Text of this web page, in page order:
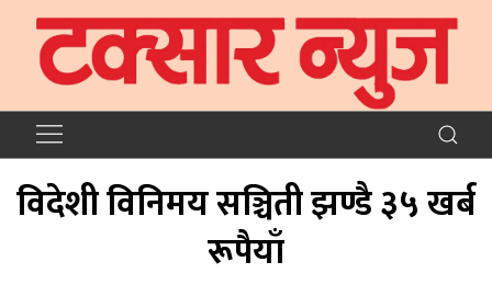
विदेशी विनिमय सञ्चिती झण्डै ३५ खर्ब
रूपैयाँ